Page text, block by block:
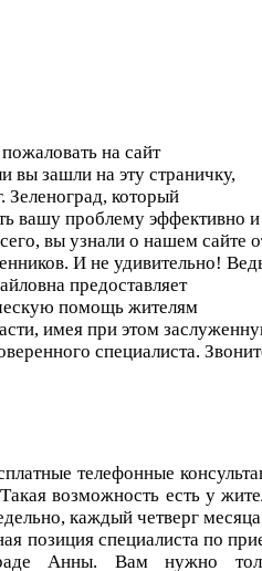
на сайт
зашли на эту страничку,
Зеленоград, который
вашу проблему эффективно
вы узнали о нашем сайте
И не удивительно!
предоставляет
помощь жителям
имея при этом
специалиста.
телефонные
возможность есть у
каждый четверг
позиция специалиста по
Анны. Вам нужно